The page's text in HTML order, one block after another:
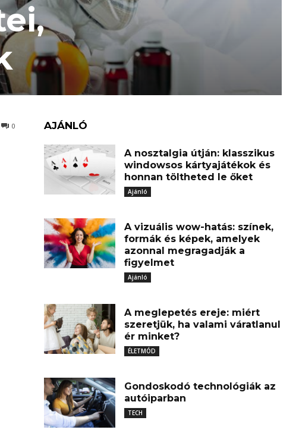
0 AJÁNLÓ
A nosztalgia útján: klasszikus
windowsos kártyajátékok és
honnan töltheted le őket
Ajánló
A vizuális wow-hatás: színek,
formák és képek, amelyek
azonnal megragadják a
figyelmet
Ajánló
A meglepetés ereje: miért
szeretjük, ha valami váratlanul
ér minket?
ÉLETMÓD
Gondoskodó technológiák az
autóiparban
TECH